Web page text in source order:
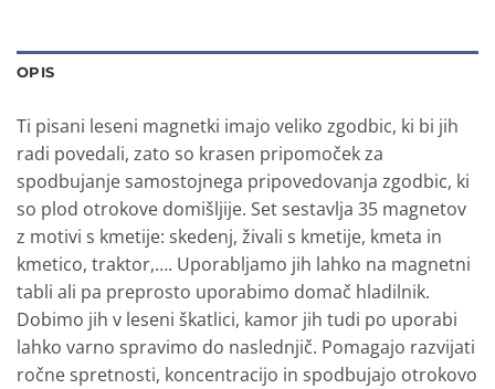
OPIS
Ti pisani leseni magnetki imajo veliko zgodbic, ki bi jih
radi povedali, zato so krasen pripomoček za
spodbujanje samostojnega pripovedovanja zgodbic, ki
so plod otrokove domišljije. Set sestavlja 35 magnetov
z motivi s kmetije: skedenj, živali s kmetije, kmeta in
kmetico, traktor,…. Uporabljamo jih lahko na magnetni
tabli ali pa preprosto uporabimo domač hladilnik.
Dobimo jih v leseni škatlici, kamor jih tudi po uporabi
lahko varno spravimo do naslednjič. Pomagajo razvijati
ročne spretnosti, koncentracijo in spodbujajo otrokovo